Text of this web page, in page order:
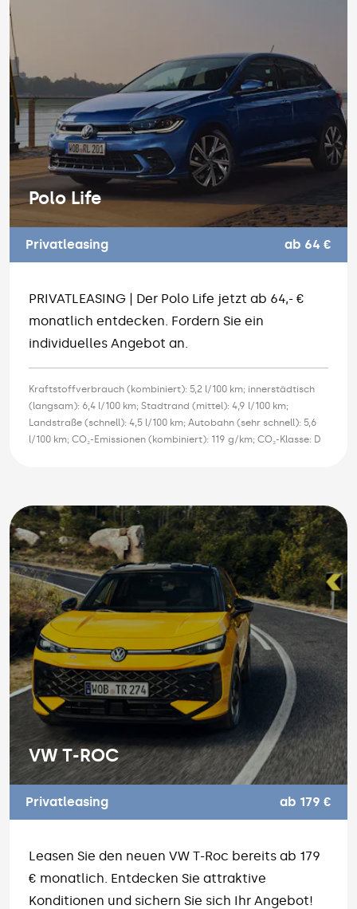
Polo Life
Privatleasing ab 64 €
PRIVATLEASING | Der Polo Life jetzt ab 64,- €
monatlich entdecken. Fordern Sie ein
individuelles Angebot an.
Kraftstoffverbrauch (kombiniert): 5,2 l/100 km; innerstädtisch
(langsam): 6,4 l/100 km; Stadtrand (mittel): 4,9 l/100 km;
Landstraße (schnell): 4,5 l/100 km; Autobahn (sehr schnell): 5,6
l/100 km; CO₂-Emissionen (kombiniert): 119 g/km; CO₂-Klasse: D
VW T-ROC
Privatleasing ab 179 €
Leasen Sie den neuen VW T-Roc bereits ab 179
€ monatlich. Entdecken Sie attraktive
Konditionen und sichern Sie sich Ihr Angebot!